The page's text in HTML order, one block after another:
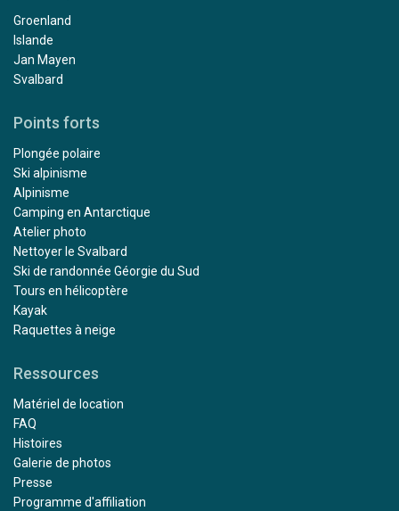
Groenland
Islande
Jan Mayen
Svalbard
Points forts
Plongée polaire
Ski alpinisme
Alpinisme
Camping en Antarctique
Atelier photo
Nettoyer le Svalbard
Ski de randonnée Géorgie du Sud
Tours en hélicoptère
Kayak
Raquettes à neige
Ressources
Matériel de location
FAQ
Histoires
Galerie de photos
Presse
Programme d'affiliation